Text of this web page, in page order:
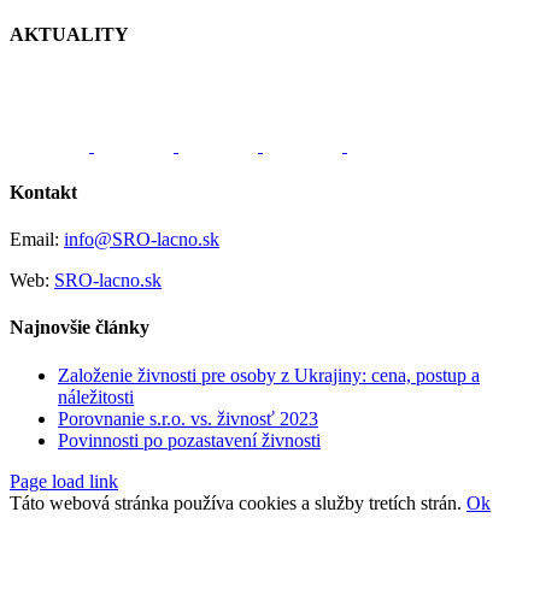
Toggle
AKTUALITY
Kontakt
Email: info@SRO-lacno.sk
Web: SRO-lacno.sk
Najnovšie články
Založenie živnosti pre osoby z Ukrajiny: cena, postup a
náležitosti
Porovnanie s.r.o. vs. živnosť 2023
Povinnosti po pozastavení živnosti
Page load link
Táto webová stránka používa cookies a služby tretích strán. Ok